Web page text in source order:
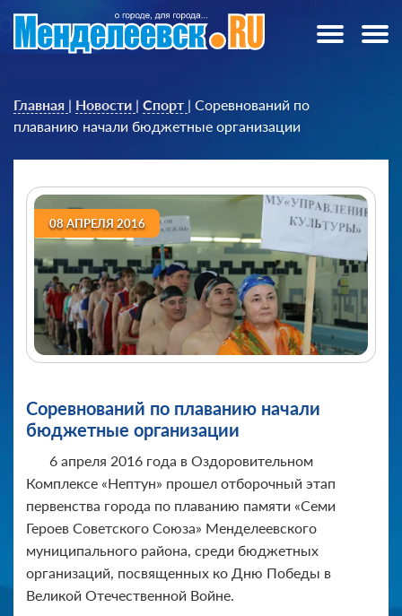
Главная | Новости | Спорт | Соревнований по
плаванию начали бюджетные организации
08 АПРЕЛЯ 2016
Соревнований по плаванию начали
бюджетные организации
6 апреля 2016 года в Оздоровительном
Комплексе «Нептун» прошел отборочный этап
первенства города по плаванию памяти «Семи
Героев Советского Союза» Менделеевского
муниципального района, среди бюджетных
организаций, посвященных ко Дню Победы в
Великой Отечественной Войне.